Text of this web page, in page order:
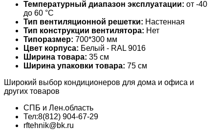
Температурный диапазон эксплуатации: от -40
до 60 °С
Тип вентиляционной решетки: Настенная
Тип конструкции вентилятора: Нет
Типоразмер: 700*300 мм
Цвет корпуса: Белый - RAL 9016
Ширина товара: 35 см
Ширина упаковки товара: 75 см
Широкий выбор кондиционеров для дома и офиса и
других товаров
СПБ и Лен.область
Тел:8(812) 904-67-29
rftehnik@bk.ru